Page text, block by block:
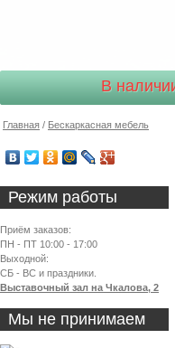
В
Главная / Бескаркасная мебель
Режим работы
Приём заказов:
ПН - ПТ 10:00 - 17:00
Выходной:
СБ - ВС и праздники.
Выставочный зал на Чкалова, 2
Мы не принимаем